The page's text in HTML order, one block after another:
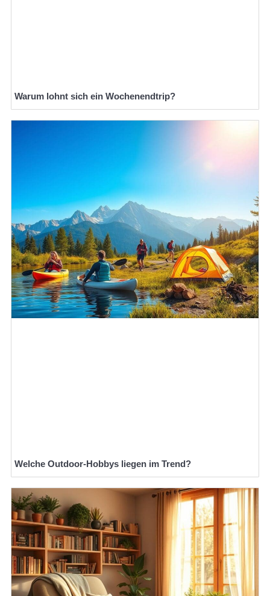
Warum lohnt sich ein Wochenendtrip?
Welche Outdoor-Hobbys liegen im Trend?